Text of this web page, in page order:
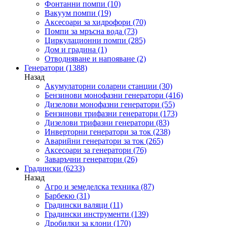
Фонтанни помпи (10)
Вакуум помпи (19)
Аксесоари за хидрофори (70)
Помпи за мръсна вода (73)
Циркулационни помпи (285)
Дом и градина (1)
Отводняване и напояване (2)
Генератори (1388)
Назад
Акумулаторни соларни станции (30)
Бензинови монофазни генератори (416)
Дизелови монофазни генератори (55)
Бензинови трифазни генератори (173)
Дизелови трифазни генератори (83)
Инверторни генератори за ток (238)
Аварийни генератори за ток (265)
Аксесоари за генератори (76)
Заваръчни генератори (26)
Градински (6233)
Назад
Агро и земеделска техника (87)
Барбекю (31)
Градински валяци (11)
Градински инструменти (139)
Дробилки за клони (170)